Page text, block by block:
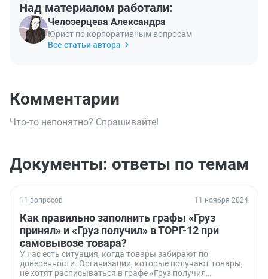
Над материалом работали:
Челозерцева Александра
Юрист по корпоративным вопросам
Все статьи автора
Комментарии
Что-то непонятно? Спрашивайте!
Документы: ответы по темам
11 вопросов 11 ноября 2024
Как правильно заполнить графы «Груз
принял» и «Груз получил» в ТОРГ-12 при
самовывозе товара?
У нас есть ситуация, когда товары забирают по
доверенности. Организации, которые получают товары,
не хотят расписываться в графе «Груз получил